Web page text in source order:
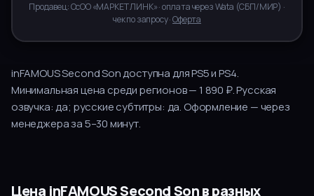
Продавец:ОсОО «МАРКЕТ ЛИНК»· оплата черезWata (СБП/МИР) ·
чек по запросу ·Оферта
inFAMOUS Second Sonдоступна дляPS5 и PS4.
Минимальная цена среди регионов — 1 890 ₽.Русская
озвучка:да; русские субтитры: да. Оформление — через
менеджера за5–30минут.
Цена inFAMOUS Second Sonв разных